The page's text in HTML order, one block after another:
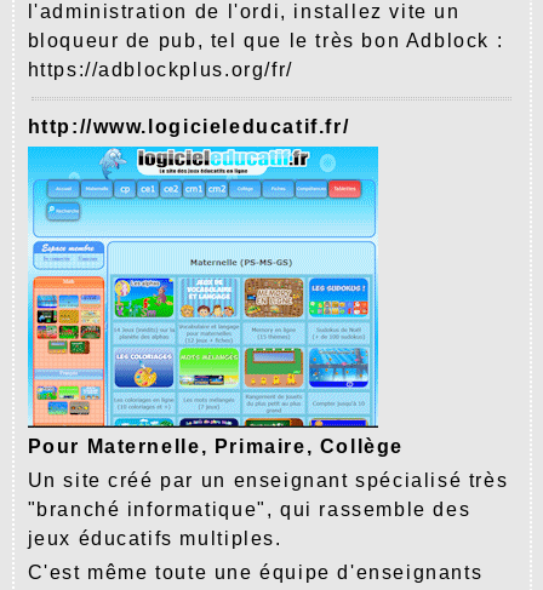
l'administration de l'ordi, installez vite un
bloqueur de pub, tel que le très bon Adblock :
https://adblockplus.org/fr/
http://www.logicieleducatif.fr/
Pour Maternelle, Primaire, Collège
Un site créé par un enseignant spécialisé très
"branché informatique", qui rassemble des
jeux éducatifs multiples.
C'est même toute une équipe d'enseignants